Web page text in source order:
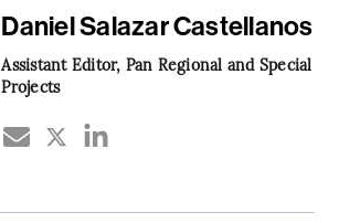
Daniel Salazar Castellanos
Assistant Editor, Pan Regional and Special
Projects